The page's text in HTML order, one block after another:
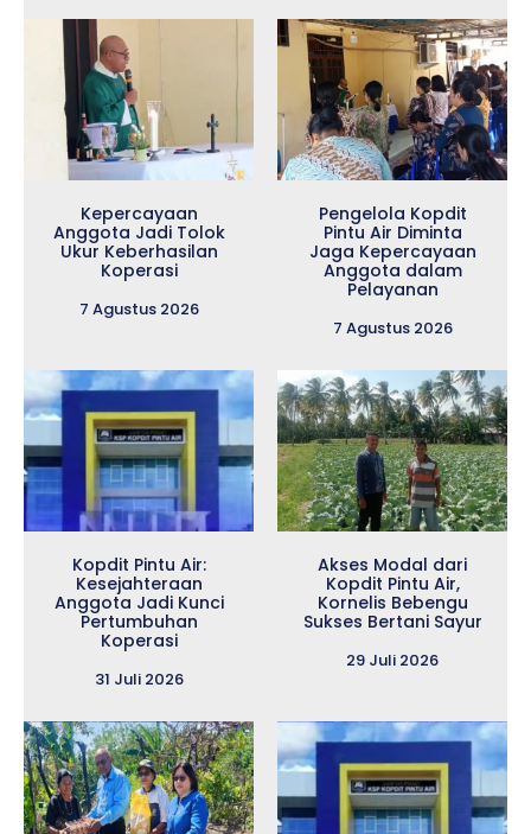
Kepercayaan
Anggota Jadi Tolok
Ukur Keberhasilan
Koperasi
7 Agustus 2026
Pengelola Kopdit
Pintu Air Diminta
Jaga Kepercayaan
Anggota dalam
Pelayanan
7 Agustus 2026
Kopdit Pintu Air:
Kesejahteraan
Anggota Jadi Kunci
Pertumbuhan
Koperasi
31 Juli 2026
Akses Modal dari
Kopdit Pintu Air,
Kornelis Bebengu
Sukses Bertani Sayur
29 Juli 2026